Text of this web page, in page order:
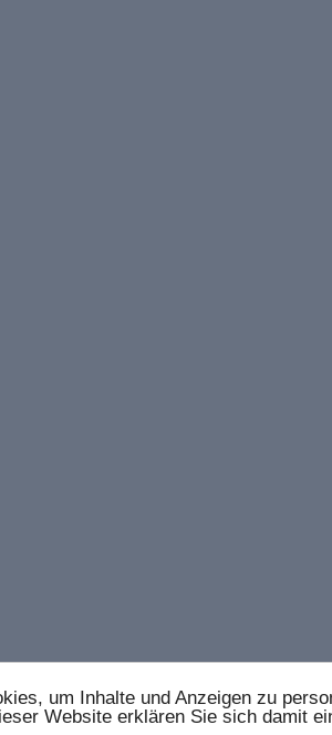
um Inhalte und Anzeigen zu
Website erklären Sie sich damit